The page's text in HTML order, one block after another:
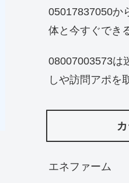
05017837050か
体と今すぐでき
08007003573は
しや訪問アポを
エネファーム